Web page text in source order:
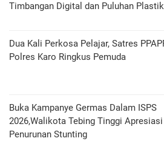
Timbangan Digital dan Puluhan
Dua Kali Perkosa Pelajar, Satres
Polres Karo Ringkus Pemuda
Buka Kampanye Germas Dalam ISPS
2026,Walikota Tebing Tinggi Apresiasi
Penurunan Stunting